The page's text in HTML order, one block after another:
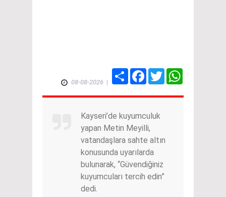
08-08-2026 |
Share FacebookTwitter
Kayseri’de kuyumculuk
yapan Metin Meyilli,
vatandaşlara sahte altın
konusunda uyarılarda
bulunarak, “Güvendiğiniz
kuyumcuları tercih edin”
dedi.